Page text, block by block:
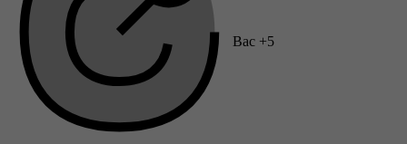
Bac +5